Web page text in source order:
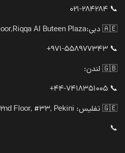
📞 021-284284
🇦🇪 دبی:
Al Buteen Plaza
📞 971-558977343+
🇬🇧 لندن:
📞 44-7418351005+
🇬🇪 تفلیس: 2nd Floor, #33, Pekini
📞